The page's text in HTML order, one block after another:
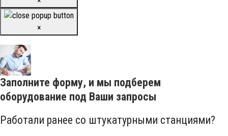
×
Заполните форму, и мы подберем
оборудование под Ваши запросы
Работали ранее со штукатурными станциями?